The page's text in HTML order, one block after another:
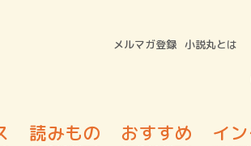
メルマガ登録 小説丸とは
読みもの おすすめ イ